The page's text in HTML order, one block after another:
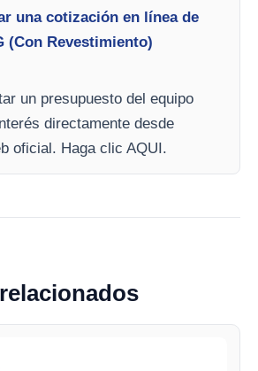
una cotización en línea de
(Con Revestimiento)
un presupuesto del equipo
directamente desde
oficial. Haga clic AQUI.